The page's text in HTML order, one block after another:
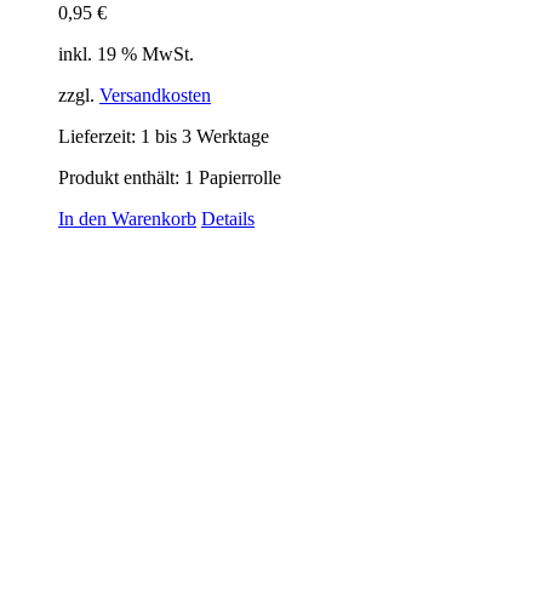
0,95 €
inkl. 19 % MwSt.
zzgl. Versandkosten
Lieferzeit: 1 bis 3 Werktage
Produkt enthält: 1 Papierrolle
In den Warenkorb Details